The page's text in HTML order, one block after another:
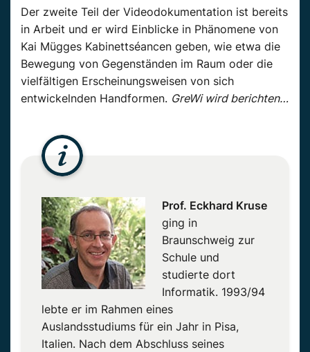
Der zweite Teil der Videodokumentation ist bereits
in Arbeit und er wird Einblicke in Phänomene von
Kai Mügges Kabinettséancen geben, wie etwa die
Bewegung von Gegenständen im Raum oder die
vielfältigen Erscheinungsweisen von sich
entwickelnden Handformen. GreWi wird berichten…
Prof. Eckhard Kruse
ging in
Braunschweig zur
Schule und
studierte dort
Informatik. 1993/94
lebte er im Rahmen eines
Auslandsstudiums für ein Jahr in Pisa,
Italien. Nach dem Abschluss seines